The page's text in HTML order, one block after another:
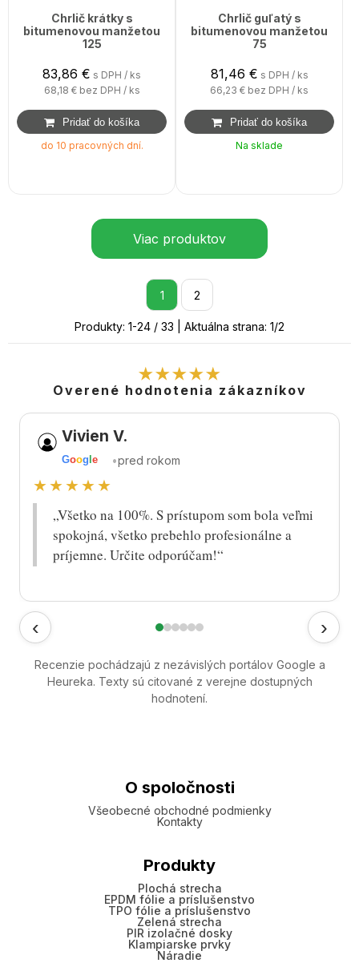
Chrlič krátky s
bitumenovou manžetou
125
83,86 € s DPH / ks
68,18 € bez DPH / ks
do 10 pracovných dní.
Chrlič guľatý s
bitumenovou manžetou
75
81,46 € s DPH / ks
66,23 € bez DPH / ks
Na sklade
Viac produktov
1 2
Produkty: 1-24 / 33 | Aktuálna strana: 1/2
★★★★★
Overené hodnotenia zákazníkov
‹
Vivien V.
Goog le •pred rokom
★★★★★
„Všetko na 100%. S prístupom som bola veľmi
spokojná, všetko prebehlo profesionálne a
príjemne. Určite odporúčam!“
›
Recenzie pochádzajú z nezávislých portálov Google a
Heureka. Texty sú citované z verejne dostupných
hodnotení.
O spoločnosti
Všeobecné obchodné podmienky
Kontakty
Produkty
Plochá strecha
EPDM fólie a príslušenstvo
TPO fólie a príslušenstvo
Zelená strecha
PIR izolačné dosky
Klampiarske prvky
Náradie